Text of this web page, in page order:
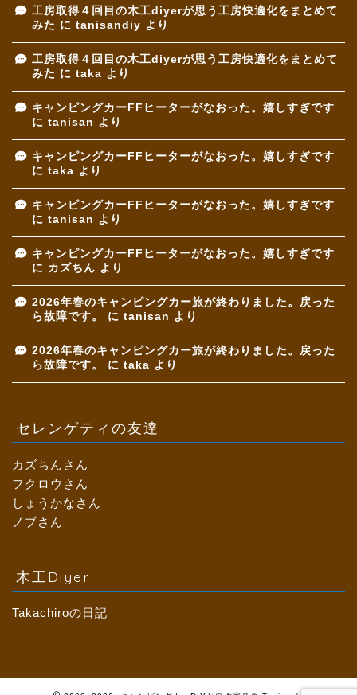
工房取得４回目の木工diyerが思う工房快適化をまとめて
みた に tanisandiy より
工房取得４回目の木工diyerが思う工房快適化をまとめて
みた に taka より
キャンピングカーFFヒーターがなおった。嬉しすぎです
に tanisan より
キャンピングカーFFヒーターがなおった。嬉しすぎです
に taka より
キャンピングカーFFヒーターがなおった。嬉しすぎです
に tanisan より
キャンピングカーFFヒーターがなおった。嬉しすぎです
に カズちん より
2026年春のキャンピングカー旅が終わりました。戻った
ら故障です。
に tanisan より
2026年春のキャンピングカー旅が終わりました。戻った
ら故障です。
に taka より
セレンゲティの友達
カズちんさん
フクロウさん
しょうかなさん
ノブさん
木工Diyer
Takachiroの日記